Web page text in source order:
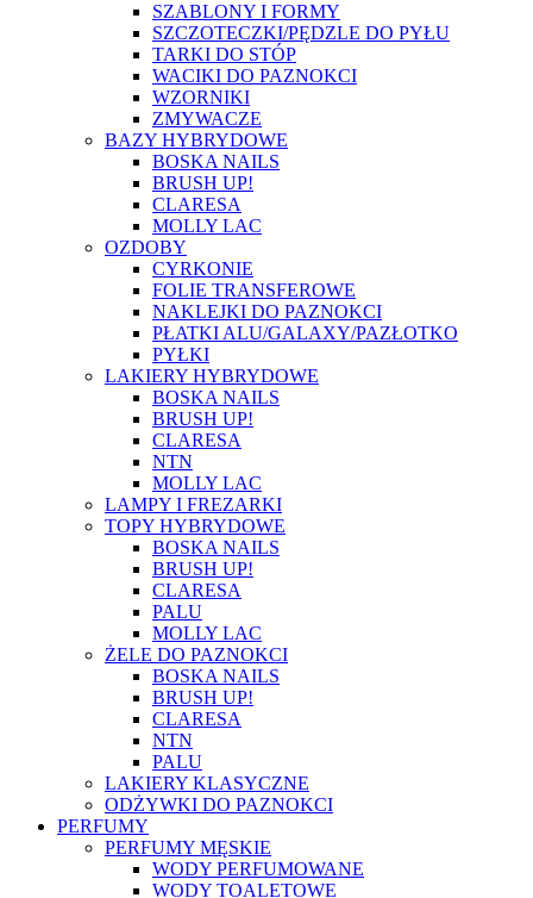
SZABLONY I FORMY
SZCZOTECZKI/PĘDZLE DO PYŁU
TARKI DO STÓP
WACIKI DO PAZNOKCI
WZORNIKI
ZMYWACZE
BAZY HYBRYDOWE
BOSKA NAILS
BRUSH UP!
CLARESA
MOLLY LAC
OZDOBY
CYRKONIE
FOLIE TRANSFEROWE
NAKLEJKI DO PAZNOKCI
PŁATKI ALU/GALAXY/PAZŁOTKO
PYŁKI
LAKIERY HYBRYDOWE
BOSKA NAILS
BRUSH UP!
CLARESA
NTN
MOLLY LAC
LAMPY I FREZARKI
TOPY HYBRYDOWE
BOSKA NAILS
BRUSH UP!
CLARESA
PALU
MOLLY LAC
ŻELE DO PAZNOKCI
BOSKA NAILS
BRUSH UP!
CLARESA
NTN
PALU
LAKIERY KLASYCZNE
ODŻYWKI DO PAZNOKCI
PERFUMY
PERFUMY MĘSKIE
WODY PERFUMOWANE
WODY TOALETOWE